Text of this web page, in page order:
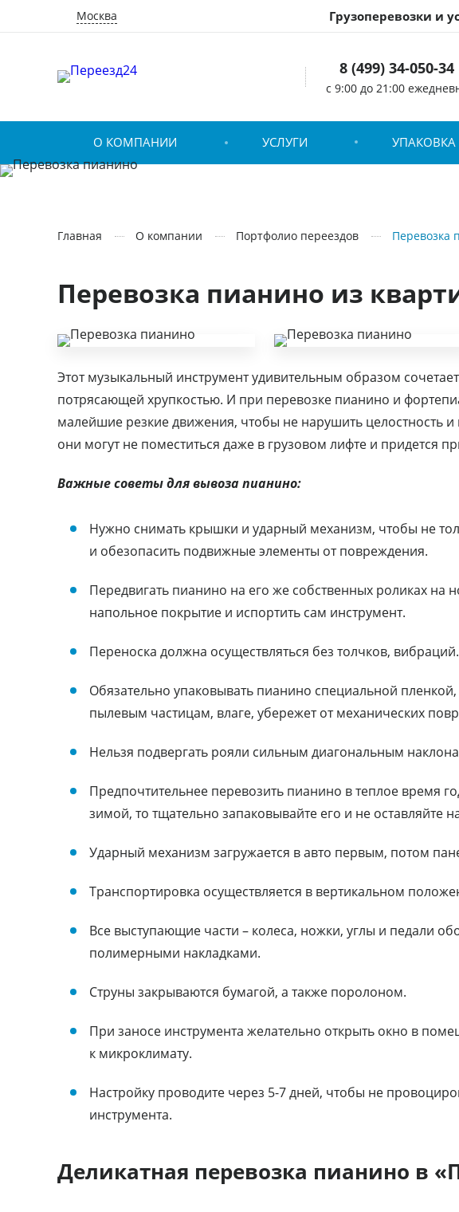
Москва Грузоперевозки и
8 (499) 34-050-34
c 9:00 до 21:00
О КОМПАНИИ УСЛУГИ УПАКОВКА
Главная О компании Портфолио переездов Перевозка
Перевозка пианино из
Этот музыкальный инструмент удивительным образом
потрясающей хрупкостью. И при перевозке пианино и
малейшие резкие движения, чтобы не нарушить целостность и
они могут не поместиться даже в грузовом лифте и придется
Важные советы для вывоза пианино:
Нужно снимать крышки и ударный механизм, чтобы не
и обезопасить подвижные элементы от повреждения.
Передвигать пианино на его же собственных роликах на
напольное покрытие и испортить сам инструмент.
Переноска должна осуществляться без толчков, вибраций.
Обязательно упаковывать пианино специальной
пылевым частицам, влаге, убережет от механических
Нельзя подвергать рояли сильным диагональным
Предпочтительнее перевозить пианино в теплое время
зимой, то тщательно запаковывайте его и не оставляйте
Ударный механизм загружается в авто первым, потом
Транспортировка осуществляется в вертикальном
Все выступающие части – колеса, ножки, углы и педали
полимерными накладками.
Струны закрываются бумагой, а также поролоном.
При заносе инструмента желательно открыть окно в
к микроклимату.
Настройку проводите через 5-7 дней, чтобы не
инструмента.
Деликатная перевозка пианино в